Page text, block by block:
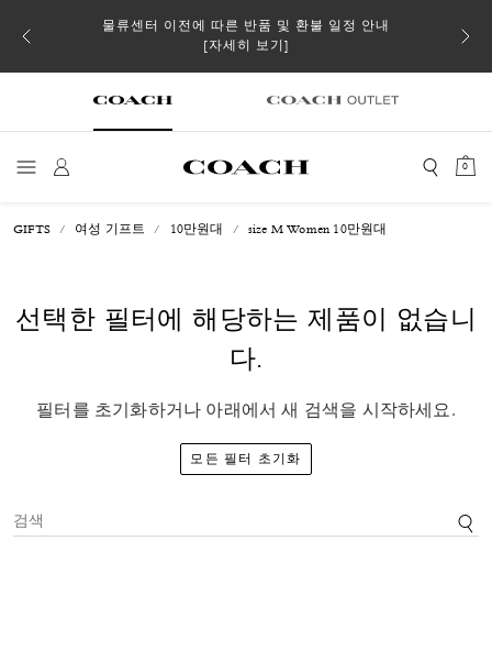
스트
물류센터 이전에 따른 반품 및 환불 일정 안내
[자세히 보기]
일부
0
GIFTS 여성 기프트 10만원대 size M Women 10만원대
선택한 필터에 해당하는 제품이 없습니
다.
필터를 초기화하거나 아래에서 새 검색을 시작하세요.
모든 필터 초기화